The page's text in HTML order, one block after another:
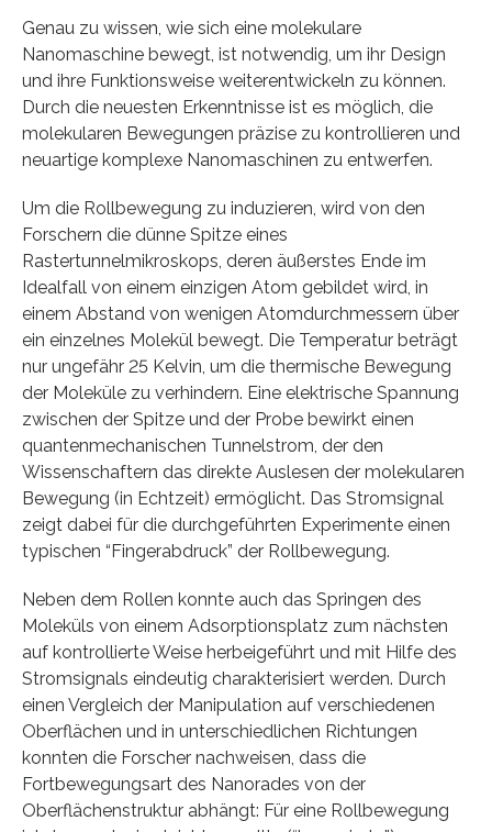
Genau zu wissen, wie sich eine molekulare
Nanomaschine bewegt, ist notwendig, um ihr Design
und ihre Funktionsweise weiterentwickeln zu können.
Durch die neuesten Erkenntnisse ist es möglich, die
molekularen Bewegungen präzise zu kontrollieren und
neuartige komplexe Nanomaschinen zu entwerfen.
Um die Rollbewegung zu induzieren, wird von den
Forschern die dünne Spitze eines
Rastertunnelmikroskops, deren äußerstes Ende im
Idealfall von einem einzigen Atom gebildet wird, in
einem Abstand von wenigen Atomdurchmessern über
ein einzelnes Molekül bewegt. Die Temperatur beträgt
nur ungefähr 25 Kelvin, um die thermische Bewegung
der Moleküle zu verhindern. Eine elektrische Spannung
zwischen der Spitze und der Probe bewirkt einen
quantenmechanischen Tunnelstrom, der den
Wissenschaftern das direkte Auslesen der molekularen
Bewegung (in Echtzeit) ermöglicht. Das Stromsignal
zeigt dabei für die durchgeführten Experimente einen
typischen “Fingerabdruck” der Rollbewegung.
Neben dem Rollen konnte auch das Springen des
Moleküls von einem Adsorptionsplatz zum nächsten
auf kontrollierte Weise herbeigeführt und mit Hilfe des
Stromsignals eindeutig charakterisiert werden. Durch
einen Vergleich der Manipulation auf verschiedenen
Oberflächen und in unterschiedlichen Richtungen
konnten die Forscher nachweisen, dass die
Fortbewegungsart des Nanorades von der
Oberflächenstruktur abhängt: Für eine Rollbewegung